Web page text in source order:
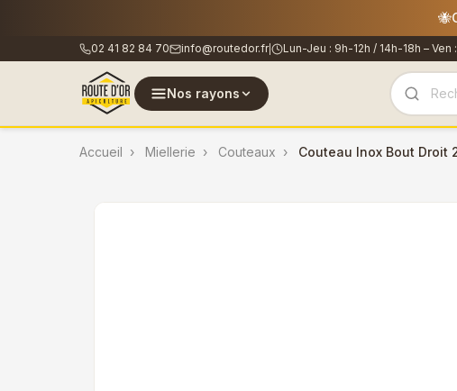
Les
02 41 82 84 70 info@routedor.fr| Lun-Jeu : 9h-12h / 14h-18h – Ven
Nos rayons
Accueil Miellerie Couteaux Couteau Inox Bout Droit